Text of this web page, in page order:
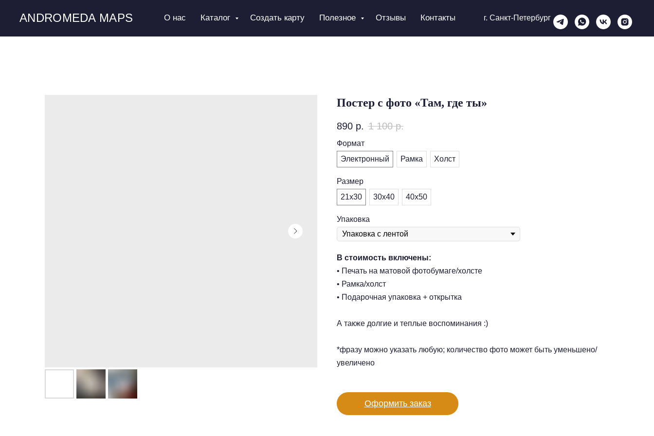
ANDROMEDA MAPS О нас Каталог Создать карту Полезное Отзывы Контакты г. Санкт-Петербург
Постер с фото «Там, где ты»
890 р. 1 100 р.
Формат
Электронный
Рамка Холст
Размер
21х30
30х40 40х50
Упаковка
В стоимость включены:
• Печать на матовой фотобумаге/холсте
• Рамка/холст
• Подарочная упаковка + открытка
А также долгие и теплые воспоминания :)
*фразу можно указать любую; количество фото может быть уменьшено/
увеличено
Оформить заказ